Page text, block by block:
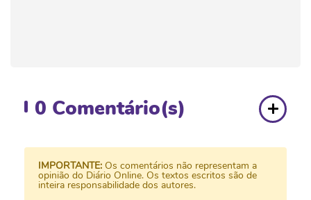
0 Comentário(s)
IMPORTANTE: Os comentários não representam a
opinião do Diário Online. Os textos escritos são de
inteira responsabilidade dos autores.